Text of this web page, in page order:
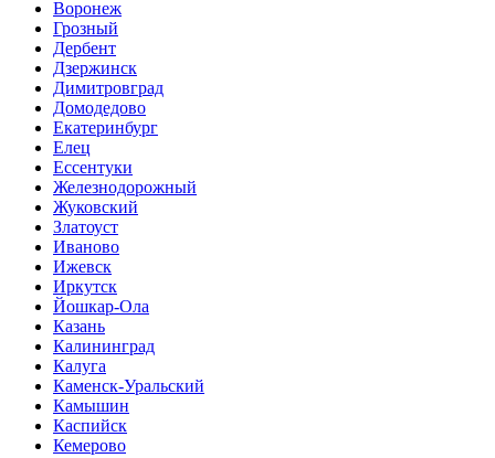
Воронеж
Грозный
Дербент
Дзержинск
Димитровград
Домодедово
Екатеринбург
Елец
Ессентуки
Железнодорожный
Жуковский
Златоуст
Иваново
Ижевск
Иркутск
Йошкар-Ола
Казань
Калининград
Калуга
Каменск-Уральский
Камышин
Каспийск
Кемерово